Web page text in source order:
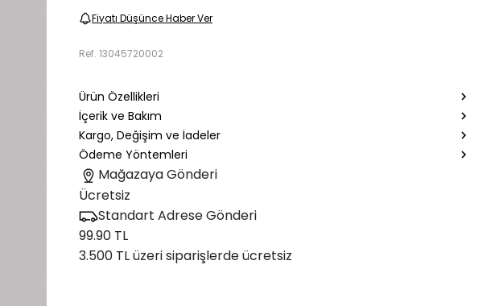
Fiyatı Düşünce Haber Ver
Ref. 13045720002
Ürün Özellikleri
İçerik ve Bakım
Kargo, Değişim ve İadeler
Ödeme Yöntemleri
Mağazaya Gönderi
Ücretsiz
Standart Adrese Gönderi
99.90 TL
3.500 TL üzeri siparişlerde ücretsiz